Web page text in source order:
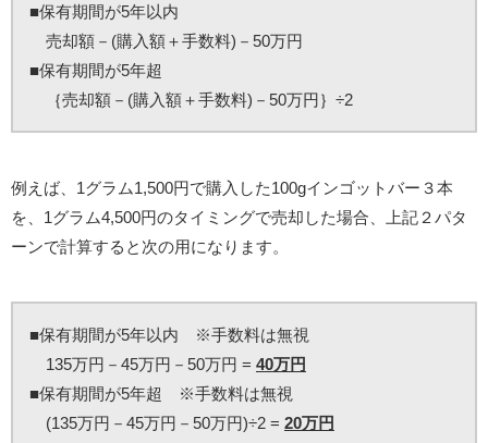
■保有期間が5年以内
売却額－(購入額＋手数料)－50万円
■保有期間が5年超
｛売却額－(購入額＋手数料)－50万円｝÷2
例えば、1グラム1,500円で購入した100gインゴットバー３本
を、1グラム4,500円のタイミングで売却した場合、上記２パタ
ーンで計算すると次の用になります。
■保有期間が5年以内 ※手数料は無視
135万円－45万円－50万円 = 40万円
■保有期間が5年超 ※手数料は無視
(135万円－45万円－50万円)÷2 = 20万円